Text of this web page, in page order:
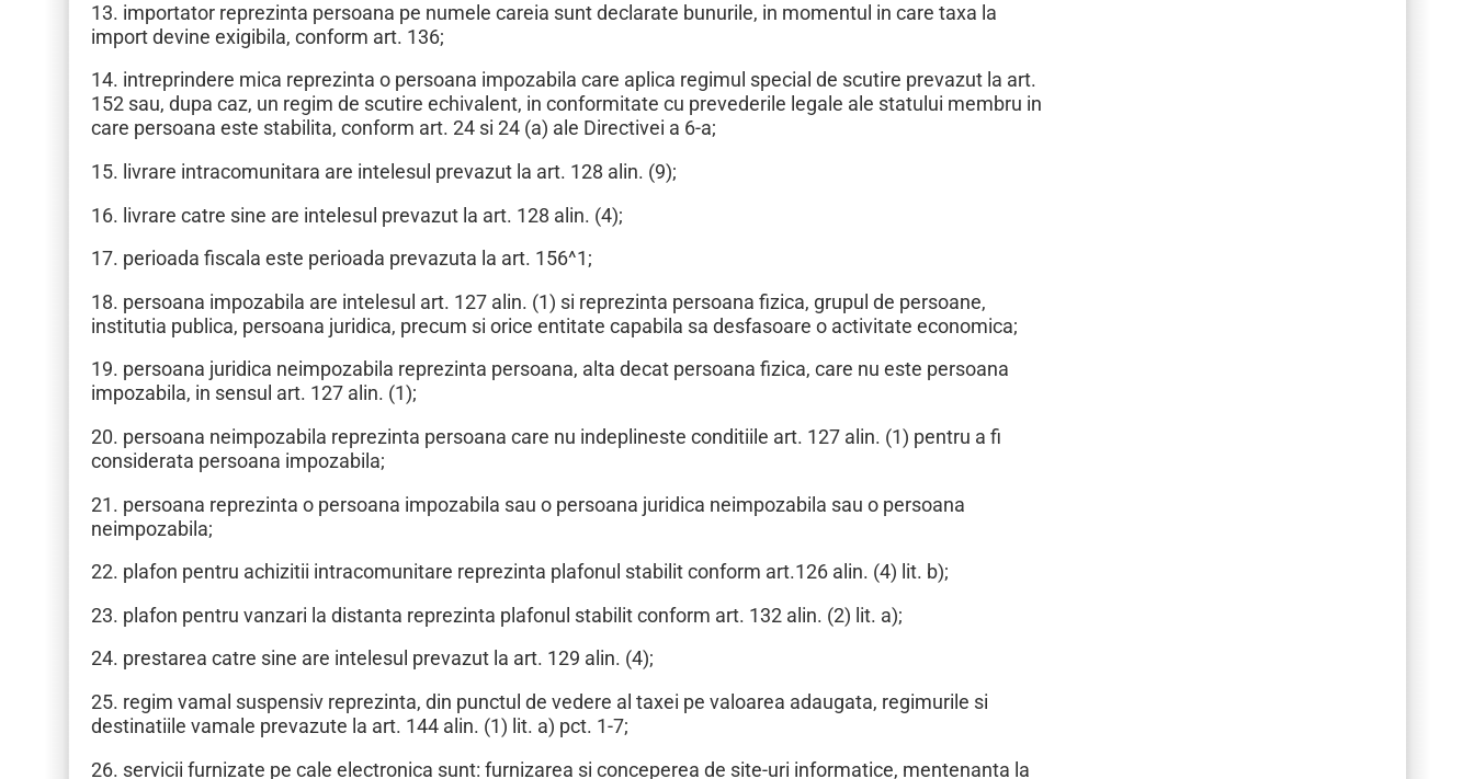
13. importator reprezinta persoana pe numele careia sunt declarate bunurile, in momentul in care taxa la
import devine exigibila, conform art. 136;
14. intreprindere mica reprezinta o persoana impozabila care aplica regimul special de scutire prevazut la art.
152 sau, dupa caz, un regim de scutire echivalent, in conformitate cu prevederile legale ale statului membru in
care persoana este stabilita, conform art. 24 si 24 (a) ale Directivei a 6-a;
15. livrare intracomunitara are intelesul prevazut la art. 128 alin. (9);
16. livrare catre sine are intelesul prevazut la art. 128 alin. (4);
17. perioada fiscala este perioada prevazuta la art. 156^1;
18. persoana impozabila are intelesul art. 127 alin. (1) si reprezinta persoana fizica, grupul de persoane,
institutia publica, persoana juridica, precum si orice entitate capabila sa desfasoare o activitate economica;
19. persoana juridica neimpozabila reprezinta persoana, alta decat persoana fizica, care nu este persoana
impozabila, in sensul art. 127 alin. (1);
20. persoana neimpozabila reprezinta persoana care nu indeplineste conditiile art. 127 alin. (1) pentru a fi
considerata persoana impozabila;
21. persoana reprezinta o persoana impozabila sau o persoana juridica neimpozabila sau o persoana
neimpozabila;
22. plafon pentru achizitii intracomunitare reprezinta plafonul stabilit conform art.126 alin. (4) lit. b);
23. plafon pentru vanzari la distanta reprezinta plafonul stabilit conform art. 132 alin. (2) lit. a);
24. prestarea catre sine are intelesul prevazut la art. 129 alin. (4);
25. regim vamal suspensiv reprezinta, din punctul de vedere al taxei pe valoarea adaugata, regimurile si
destinatiile vamale prevazute la art. 144 alin. (1) lit. a) pct. 1-7;
26. servicii furnizate pe cale electronica sunt: furnizarea si conceperea de site-uri informatice, mentenanta la